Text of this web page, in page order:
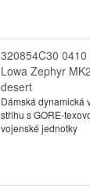
320854C30 0410
Lowa Zephyr
desert
Dámská dynamická
střihu s GORE-
vojenské jednotky